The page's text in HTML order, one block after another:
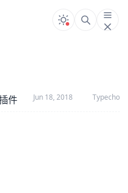
件 Jun 18, 2018 Typecho